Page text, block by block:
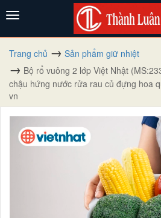
Trang chủ
Sản phẩm giữ nhiệt
Bộ rổ vuông 2 lớp Việt Nhật
chậu hứng nước rửa rau củ đựng hoa
vn